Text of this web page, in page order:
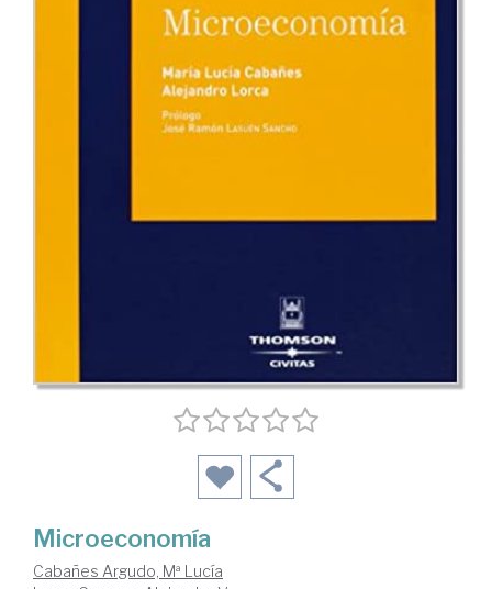
Microeconomía
Cabañes Argudo, Mª Lucía